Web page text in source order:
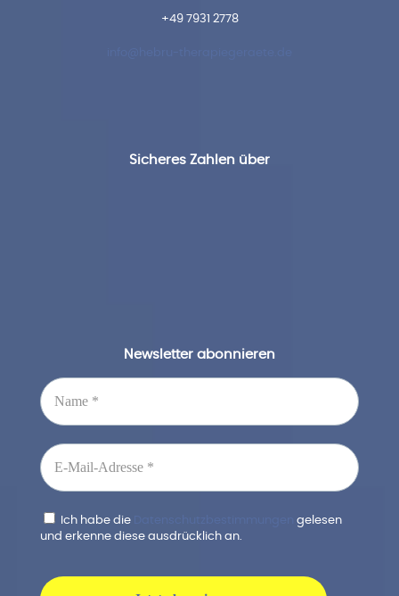
+49 7931 2778
Sicheres Zahlen über
Newsletter abonnieren
Ich habe die
gelesen
und erkenne diese ausdrücklich an.